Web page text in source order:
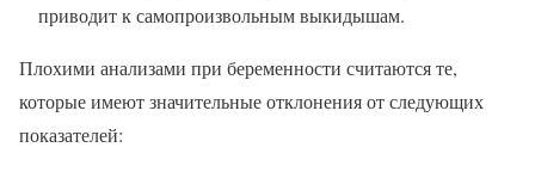
приводит к самопроизвольным выкидышам.
Плохими анализами при беременности считаются те,
которые имеют значительные отклонения от следующих
показателей: